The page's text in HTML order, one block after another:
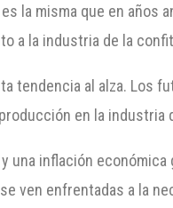
la misma que en años
a la industria de la
tendencia al alza. Los
en la industria
inflación
ven enfrentadas a la